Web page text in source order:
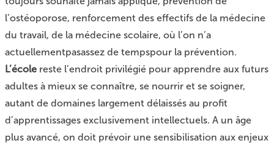
l’ostéoporose, renforcement des effectifs de la médecine
du travail, de la médecine scolaire, où l’on n’a
actuellementpasassez de tempspour la prévention.
L’école reste l’endroit privilégié pour apprendre aux futurs
adultes à mieux se connaître, se nourrir et se soigner,
autant de domaines largement délaissés au profit
d’apprentissages exclusivement intellectuels. A un âge
plus avancé, on doit prévoir une sensibilisation aux enjeux